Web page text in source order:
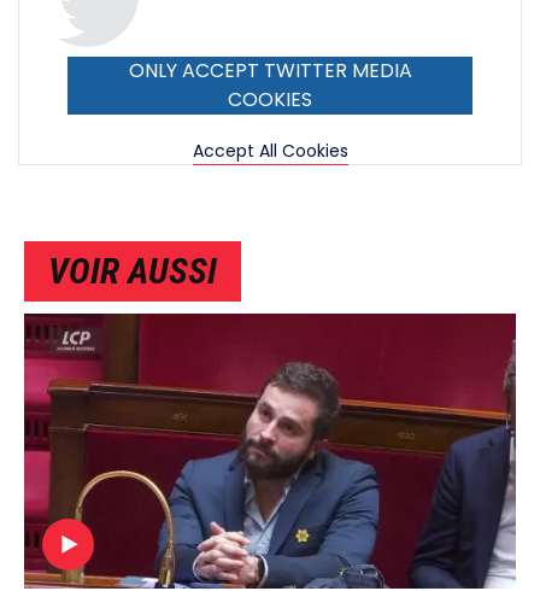
ONLY ACCEPT TWITTER MEDIA
COOKIES
Accept All Cookies
VOIR AUSSI
IMAGE